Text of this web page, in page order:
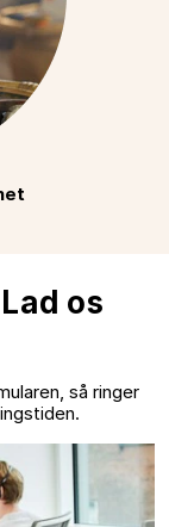
os
så ringer